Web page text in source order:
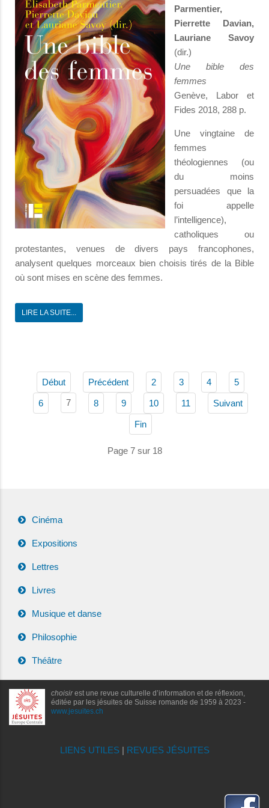
Parmentier,
Pierrette Davian,
Lauriane Savoy
(dir.)
Une bible des
femmes
Genève, Labor et
Fides 2018, 288 p.
Une vingtaine de
femmes
théologiennes (ou
du moins
persuadées que la
foi appelle
l’intelligence),
catholiques ou
protestantes, venues de divers pays francophones,
analysent quelques morceaux bien choisis tirés de la Bible
où sont mises en scène des femmes.
LIRE LA SUITE...
Début Précédent 2 3 4 5
6 7 8 9 10 11 Suivant
Fin
Page 7 sur 18
Cinéma
Expositions
Lettres
Livres
Musique et danse
Philosophie
Théâtre
choisirest une revue culturelle d’information et de réflexion,
éditée par les jésuites de Suisse romande de 1959 à 2023 -
www.jesuites.ch
LIENS UTILES| REVUES JÉSUITES